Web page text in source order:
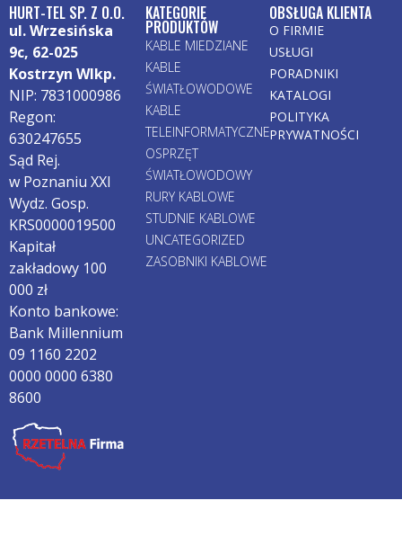
HURT-TEL SP. Z O.O.
ul. Wrzesińska
9c, 62-025
Kostrzyn Wlkp.
NIP: 7831000986
Regon:
630247655
Sąd Rej.
w Poznaniu XXI
Wydz. Gosp.
KRS0000019500
Kapitał
zakładowy 100
000 zł
Konto bankowe:
Bank Millennium
09 1160 2202
0000 0000 6380
8600
KATEGORIE
PRODUKTÓW
KABLE MIEDZIANE
KABLE
ŚWIATŁOWODOWE
KABLE
TELEINFORMATYCZNE
OSPRZĘT
ŚWIATŁOWODOWY
RURY KABLOWE
STUDNIE KABLOWE
UNCATEGORIZED
ZASOBNIKI KABLOWE
OBSŁUGA KLIENTA
O FIRMIE
USŁUGI
PORADNIKI
KATALOGI
POLITYKA
PRYWATNOŚCI